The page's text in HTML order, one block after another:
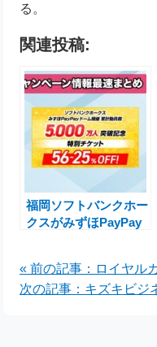
る。
関連投稿:
福岡ソフトバンクホー
クスがみずほPayPay
した特別チケット販売
« 前の記事：ロイヤル
次の記事：キズキビジ